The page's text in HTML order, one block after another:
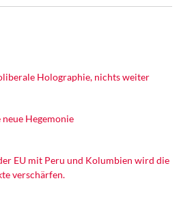
Holographie, nichts weiter
Hegemonie
EU mit Peru und Kolumbien wird die
verschärfen.